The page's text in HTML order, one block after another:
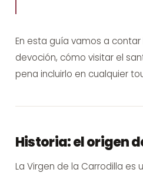
En esta guía vamos a
devoción, cómo visitar el
pena incluirlo en cualquier
Historia: el origen
La Virgen de la Carrodilla es